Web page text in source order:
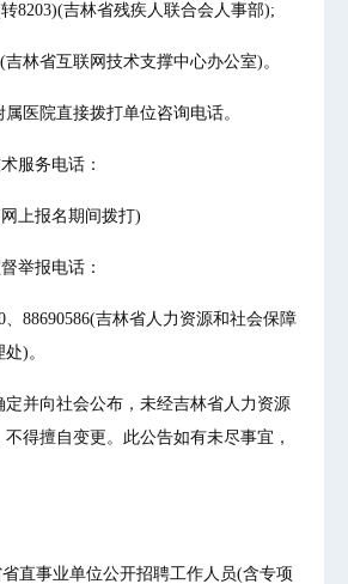
8203)(吉林省残疾人联合会人事部);
林省互联网技术支撑中心办公室)。
院直接拨打单位咨询电话。
务电话：
上报名期间拨打)
报电话：
88690586(吉林省人力资源和社会保障
)。
并向社会公布，未经吉林省人力资源
得擅自变更。此公告如有未尽事宜，
事业单位公开招聘工作人员(含专项